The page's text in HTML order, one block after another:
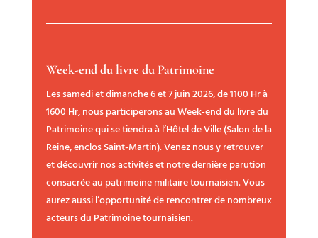
Week-end du livre du Patrimoine
Les samedi et dimanche 6 et 7 juin 2026, de 1100 Hr à
1600 Hr, nous participerons au Week-end du livre du
Patrimoine qui se tiendra à l’Hôtel de Ville (Salon de la
Reine, enclos Saint-Martin). Venez nous y retrouver
et découvrir nos activités et notre dernière parution
consacrée au patrimoine militaire tournaisien. Vous
aurez aussi l’opportunité de rencontrer de nombreux
acteurs du Patrimoine tournaisien.